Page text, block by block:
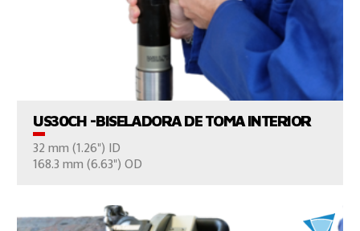
US30CH -BISELADORA DE TOMA INTERIOR
32 mm (1.26") ID
168.3 mm (6.63") OD
VER EL PRODUCTO